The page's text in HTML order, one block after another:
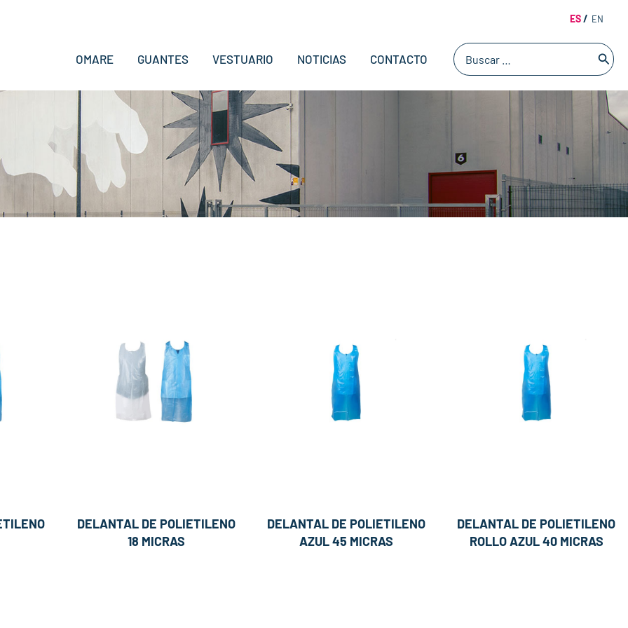
ES EN
OMARE GUANTES VESTUARIO NOTICIAS CONTACTO
Buscar
por:
DELANTAL DE POLIETILENO
18 MICRAS
DELANTAL DE POLIETILENO
AZUL 45 MICRAS
DELANTAL DE POLIETILENO
ROLLO AZUL 40 MICRAS